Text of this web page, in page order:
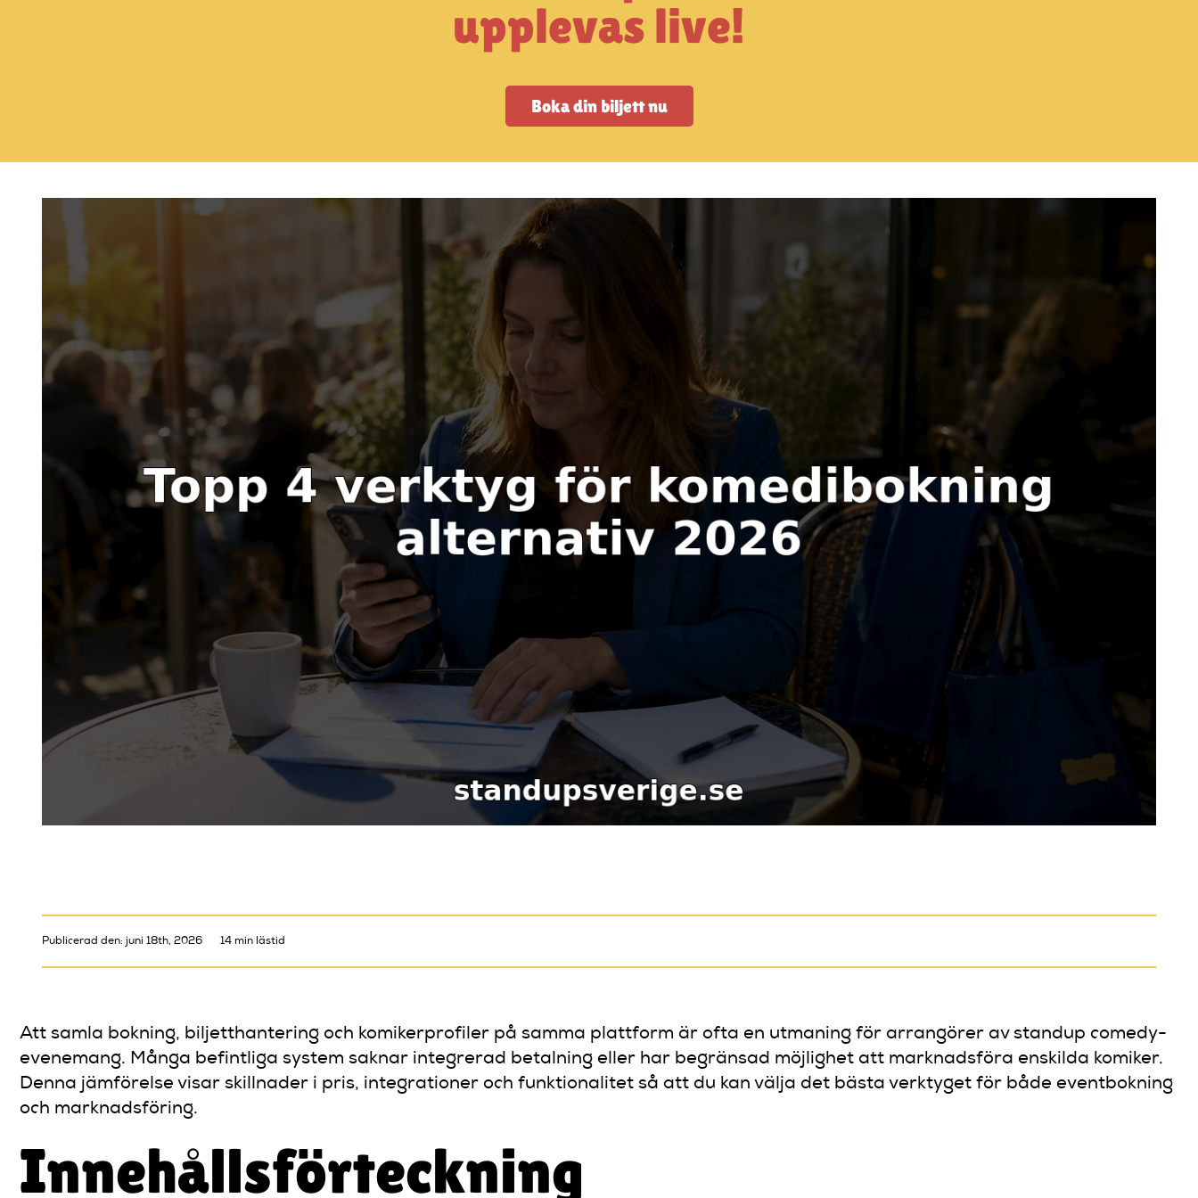
upplevas live!
Boka din biljett nu
Publicerad den: juni 18th, 2026 14 min lästid
Att samla bokning, biljetthantering och komikerprofiler på samma plattform är ofta en utmaning för arrangörer av standup comedy-
evenemang. Många befintliga system saknar integrerad betalning eller har begränsad möjlighet att marknadsföra enskilda komiker.
Denna jämförelse visar skillnader i pris, integrationer och funktionalitet så att du kan välja det bästa verktyget för både eventbokning
och marknadsföring.
Innehållsförteckning